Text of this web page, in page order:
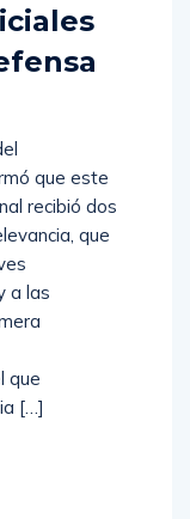
que este
recibió dos
que
a las
que
[…]